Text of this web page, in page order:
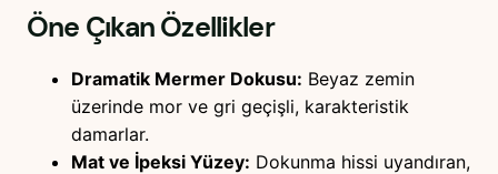
Öne Çıkan Özellikler
Dramatik Mermer Dokusu: Beyaz zemin
üzerinde mor ve gri geçişli, karakteristik
damarlar.
Mat ve İpeksi Yüzey: Dokunma hissi uyandıran,